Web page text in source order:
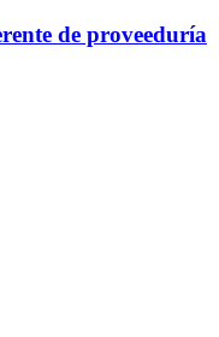
de proveeduría